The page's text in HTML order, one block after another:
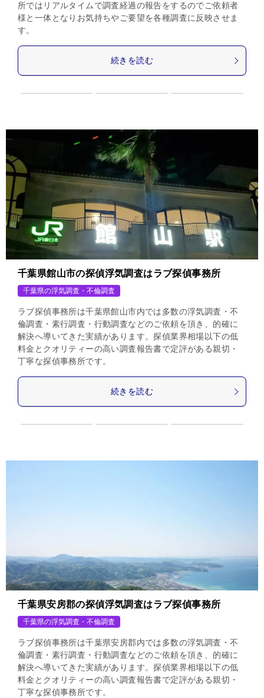
所ではリアルタイムで調査経過の報告をするのでご依頼者
様と一体となりお気持ちやご要望を各種調査に反映させま
す。
続きを読む
千葉県館山市の探偵浮気調査はラブ探偵事務所
千葉県の浮気調査・不倫調査
ラブ探偵事務所は千葉県館山市内では多数の浮気調査・不
倫調査・素行調査・行動調査などのご依頼を頂き、的確に
解決へ導いてきた実績があります。探偵業界相場以下の低
料金とクオリティーの高い調査報告書で定評がある親切・
丁寧な探偵事務所です。
続きを読む
千葉県安房郡の探偵浮気調査はラブ探偵事務所
千葉県の浮気調査・不倫調査
ラブ探偵事務所は千葉県安房郡内では多数の浮気調査・不
倫調査・素行調査・行動調査などのご依頼を頂き、的確に
解決へ導いてきた実績があります。探偵業界相場以下の低
料金とクオリティーの高い調査報告書で定評がある親切・
丁寧な探偵事務所です。